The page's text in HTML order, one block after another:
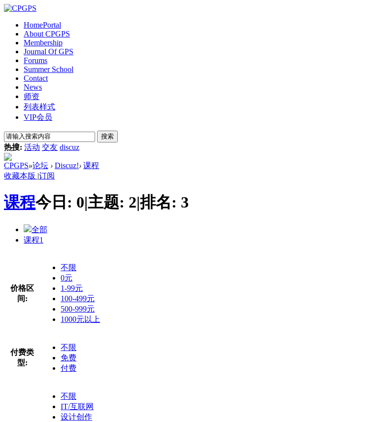
HomePortal
About CPGPS
Membership
Journal Of GPS
Forums
Summer School
Contact
News
师资
列表样式
VIP会员
搜索
热搜: 活动 交友 discuz
CPGPS»论坛 › Discuz!› 课程
收藏本版 |订阅
课程今日: 0|主题: 2|排名: 3
全部
课程1
价格区
间:
不限
0元
1-99元
100-499元
500-999元
1000元以上
付费类
型:
不限
免费
付费
不限
IT/互联网
设计创作